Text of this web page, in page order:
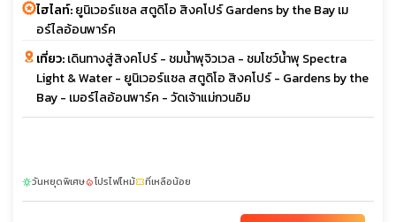
ไฮไลท์:ยูนิเวอร์แซล สตูดิโอ สิงคโปร์ Gardens by the Bay เม
อร์ไลอ้อนพาร์ค
เที่ยว:เดินทางสู่สิงคโปร์ - ชมน้ำพุจิวเวล - ชมโชว์น้ำพุ Spectra
Light & Water - ยูนิเวอร์แซล สตูดิโอ สิงคโปร์ - Gardens by the
Bay - เมอร์ไลอ้อนพาร์ค - วัดเจ้าแม่กวนอิม
sunnyวันหยุดพิเศษlocal_fire_departmentโปรไฟไหม้confirmation_numberที่เหลือน้อย